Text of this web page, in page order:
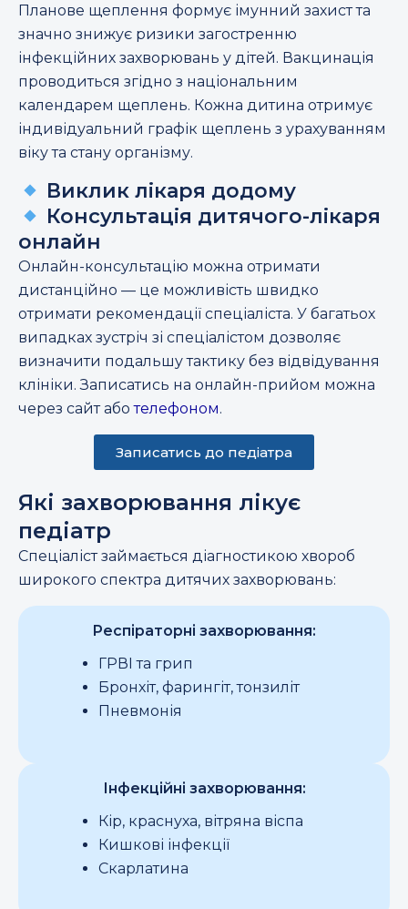
Планове щеплення формує імунний захист та
значно знижує ризики загостренню
інфекційних захворювань у дітей. Вакцинація
проводиться згідно з національним
календарем щеплень. Кожна дитина отримує
індивідуальний графік щеплень з урахуванням
віку та стану організму.
Виклик лікаря додому
Консультація дитячого-лікаря
онлайн
Онлайн-консультацію можна отримати
дистанційно — це можливість швидко
отримати рекомендації спеціаліста. У багатьох
випадках зустріч зі спеціалістом дозволяє
визначити подальшу тактику без відвідування
клініки. Записатись на онлайн-прийом можна
через сайт аботелефоном.
Записатись до педіатра
Які захворювання лікує
педіатр
Спеціаліст займається діагностикою хвороб
широкого спектра дитячих захворювань:
Респіраторні захворювання:
ГРВІ та грип
Бронхіт, фарингіт, тонзиліт
Пневмонія
Інфекційні захворювання:
Кір, краснуха, вітряна віспа
Кишкові інфекції
Скарлатина